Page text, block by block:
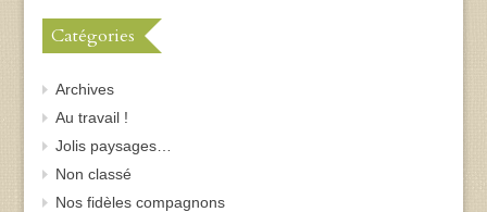
Catégories
Archives
Au travail !
Jolis paysages…
Non classé
Nos fidèles compagnons